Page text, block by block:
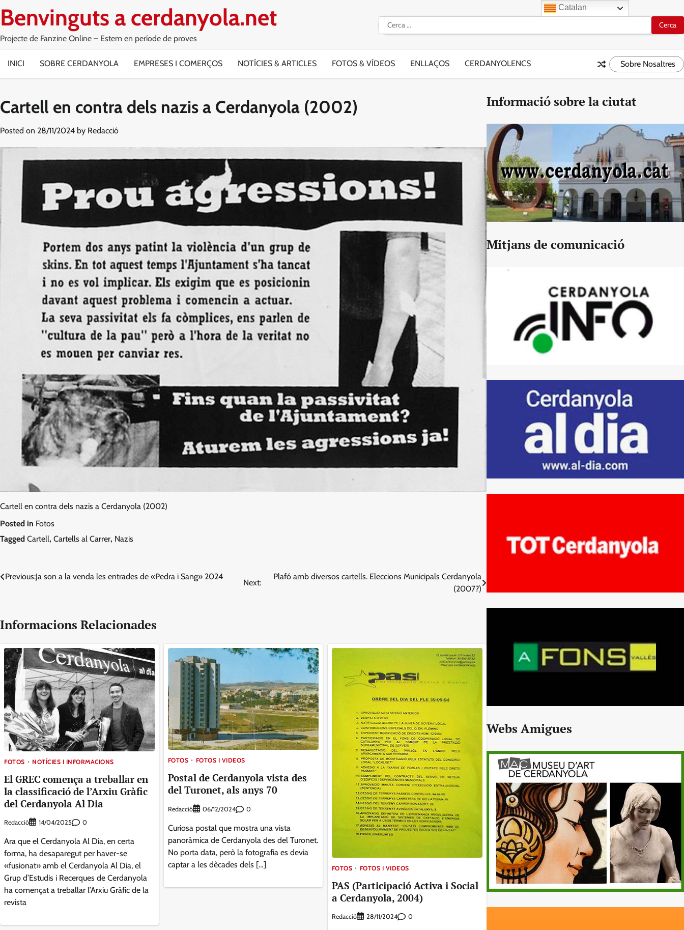
to
Benvinguts a cerdanyola.net
Projecte de Fanzine Online – Estem en període de proves
Cerca:
INICI SOBRE CERDANYOLA EMPRESES I COMERÇOS NOTÍCIES & ARTICLES FOTOS & VÍDEOS ENLLAÇOS CERDANYOLENCS Sobre Nosaltres
Cartell en contra dels nazis a Cerdanyola (2002)
Posted on 28/11/2024 by Redacció
Cartell en contra dels nazis a Cerdanyola (2002)
Posted in Fotos
Tagged Cartell, Cartells al Carrer, Nazis
Navegació
Previous:Ja son a la venda les entrades de «Pedra i Sang» 2024
Next:
Plafó amb diversos cartells. Eleccions Municipals Cerdanyola
(2007?)
Informacions Relacionades
FOTOS NOTÍCIES I INFORMACIONS
El GREC comença a treballar en
la classificació de l’Arxiu Gràfic
del Cerdanyola Al Dia
Redacció 14/04/2025 0
Ara que el Cerdanyola Al Dia, en certa
forma, ha desaparegut per haver-se
«fusionat» amb el Cerdanyola Al Dia, el
Grup d’Estudis i Recerques de Cerdanyola
ha començat a treballar l’Arxiu Gràfic de la
revista
FOTOS FOTOS I VIDEOS
Postal de Cerdanyola vista des
del Turonet, als anys 70
Redacció 06/12/2024 0
Curiosa postal que mostra una vista
panoràmica de Cerdanyola des del Turonet.
No porta data, però la fotografia es devia
captar a les dècades dels […]
FOTOS FOTOS I VIDEOS
PAS (Participació Activa i Social
a Cerdanyola, 2004)
Redacció 28/11/2024 0
Informació sobre la ciutat
Mitjans de comunicació
Webs Amigues
Catalan